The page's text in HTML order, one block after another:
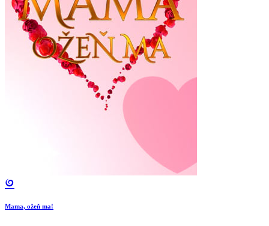
Mama, ožeň ma!